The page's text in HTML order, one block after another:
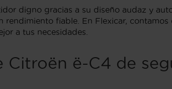
digno gracias a su diseño audaz y
fiable. En Flexicar,
a tus necesidades.
Citroën ë-C4 de